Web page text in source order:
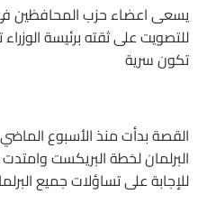
يسعى اعضاء حزب المحافظين في
للتصويت على ثقته برئيسة
تكون سرية
القصة بدأت منذ الأسبوع
البرلمان لخطة البريكست
للإجابة على تساؤلات جميع